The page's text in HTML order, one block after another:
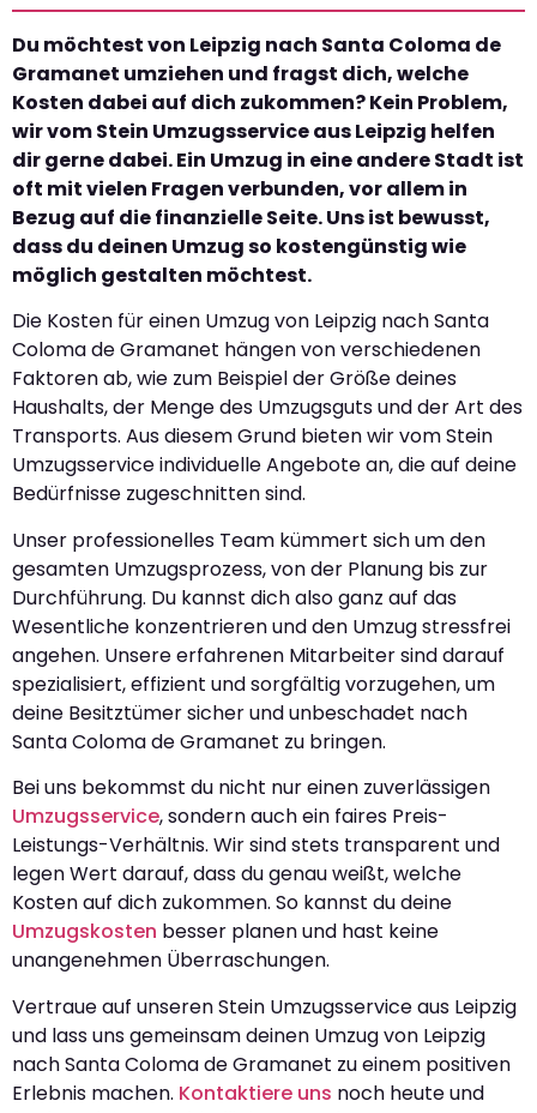
Du möchtest von Leipzig nach Santa Coloma de
Gramanet umziehen und fragst dich, welche
Kosten dabei auf dich zukommen? Kein Problem,
wir vom Stein Umzugsservice aus Leipzig helfen
dir gerne dabei. Ein Umzug in eine andere Stadt ist
oft mit vielen Fragen verbunden, vor allem in
Bezug auf die finanzielle Seite. Uns ist bewusst,
dass du deinen Umzug so kostengünstig wie
möglich gestalten möchtest.
Die Kosten für einen Umzug von Leipzig nach Santa
Coloma de Gramanet hängen von verschiedenen
Faktoren ab, wie zum Beispiel der Größe deines
Haushalts, der Menge des Umzugsguts und der Art des
Transports. Aus diesem Grund bieten wir vom Stein
Umzugsservice individuelle Angebote an, die auf deine
Bedürfnisse zugeschnitten sind.
Unser professionelles Team kümmert sich um den
gesamten Umzugsprozess, von der Planung bis zur
Durchführung. Du kannst dich also ganz auf das
Wesentliche konzentrieren und den Umzug stressfrei
angehen. Unsere erfahrenen Mitarbeiter sind darauf
spezialisiert, effizient und sorgfältig vorzugehen, um
deine Besitztümer sicher und unbeschadet nach
Santa Coloma de Gramanet zu bringen.
Bei uns bekommst du nicht nur einen zuverlässigen
Umzugsservice, sondern auch ein faires Preis-
Leistungs-Verhältnis. Wir sind stets transparent und
legen Wert darauf, dass du genau weißt, welche
Kosten auf dich zukommen. So kannst du deine
Umzugskosten besser planen und hast keine
unangenehmen Überraschungen.
Vertraue auf unseren Stein Umzugsservice aus Leipzig
und lass uns gemeinsam deinen Umzug von Leipzig
nach Santa Coloma de Gramanet zu einem positiven
Erlebnis machen. Kontaktiere uns noch heute und